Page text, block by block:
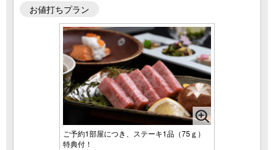
お値打ちプラン
ご予約1部屋につき、ステーキ1品（75ｇ）
特典付！